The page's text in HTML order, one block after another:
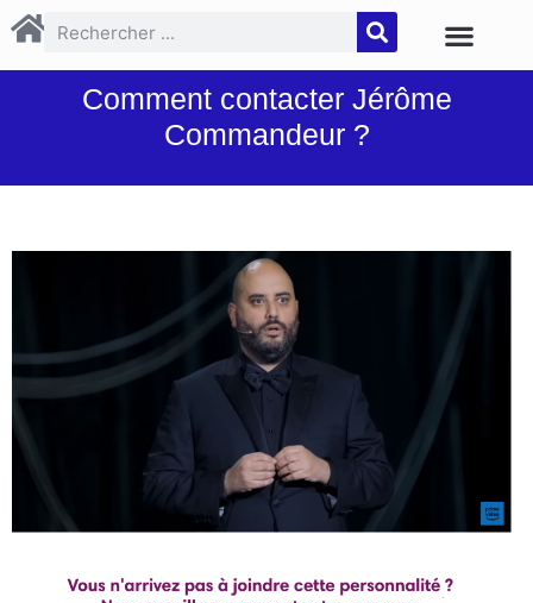
Comment contacter Jérôme
Commandeur ?